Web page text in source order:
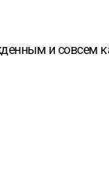
и совсем